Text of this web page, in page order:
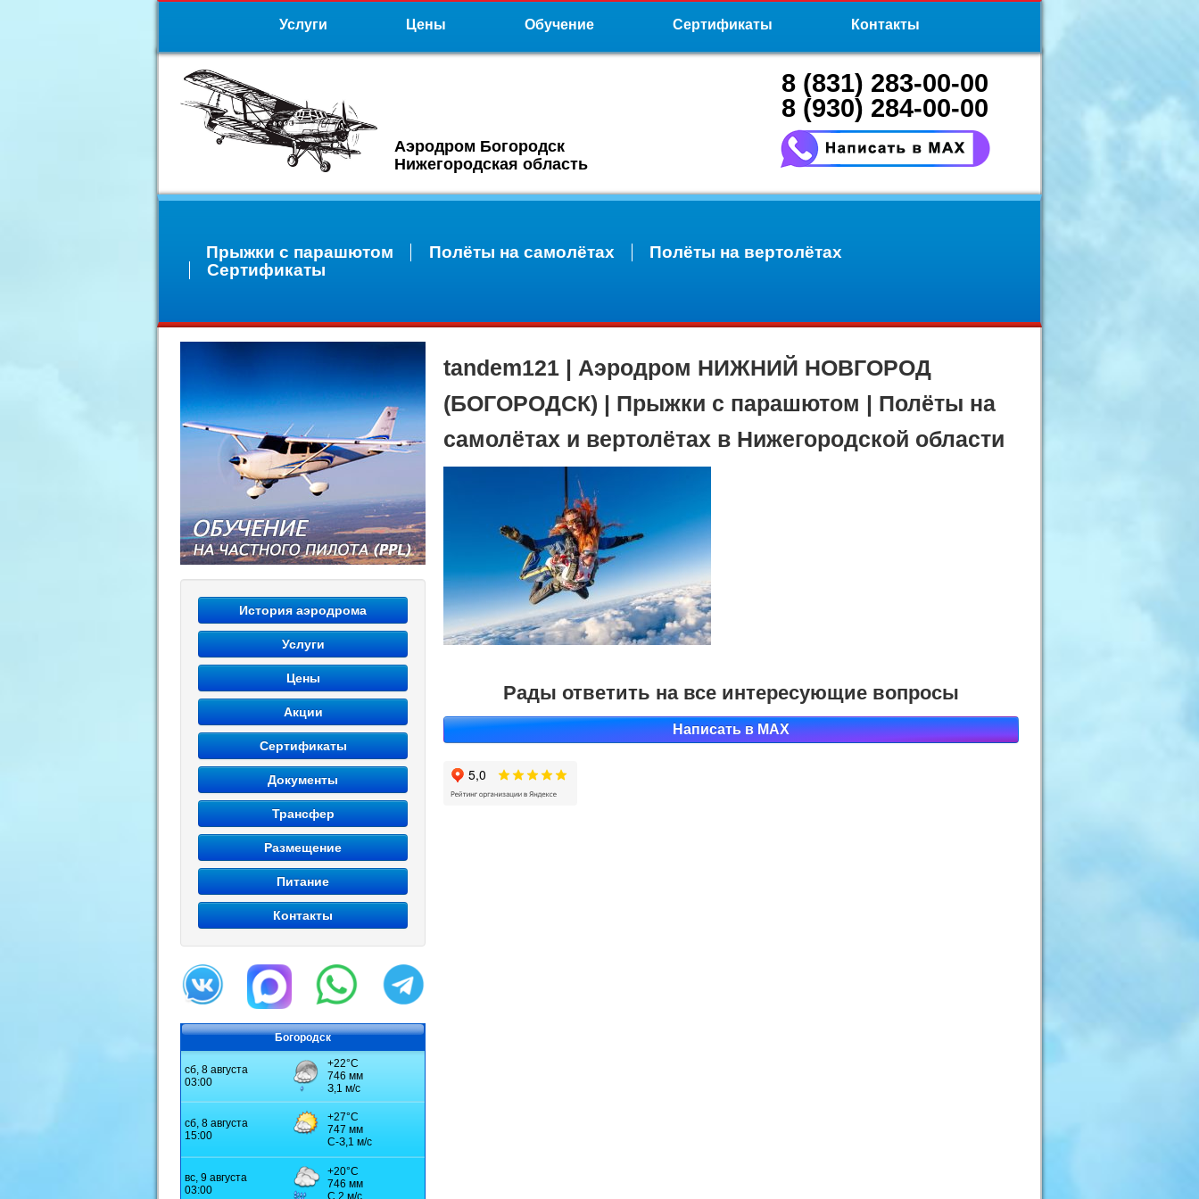
Услуги Цены Обучение Сертификаты Контакты
Аэродром Богородск
Нижегородская область
8 (831) 283-00-00
8 (930) 284-00-00
Прыжки с парашютом Полёты на самолётах
Полёты на вертолётах
Сертификаты
tandem121 | Аэродром НИЖНИЙ НОВГОРОД
(БОГОРОДСК) | Прыжки с парашютом | Полёты на
самолётах и вертолётах в Нижегородской области
Рады ответить на все интересующие вопросы
Написать в MAX
История аэродрома
Услуги
Цены
Акции
Сертификаты
Документы
Трансфер
Размещение
Питание
Контакты
Богородск